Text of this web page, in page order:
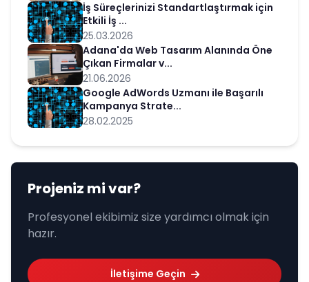
İş Süreçlerinizi Standartlaştırmak için
Etkili İş ...
25.03.2026
Adana'da Web Tasarım Alanında Öne
Çıkan Firmalar v...
21.06.2026
Google AdWords Uzmanı ile Başarılı
Kampanya Strate...
28.02.2025
Projeniz mi var?
Profesyonel ekibimiz size yardımcı olmak için
hazır.
İletişime Geçin